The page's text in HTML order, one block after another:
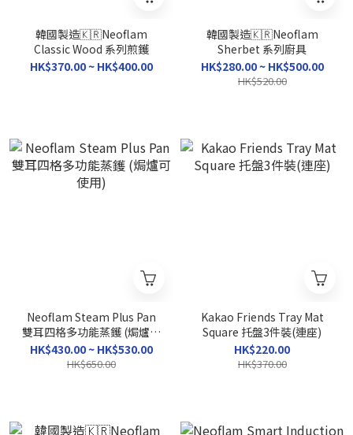
韓國製造🇰🇷Neoflam
Classic Wood 系列煎鑊
HK$370.00 ~ HK$400.00
韓國製造🇰🇷Neoflam
Sherbet 系列廚具
HK$280.00 ~ HK$500.00
HK$520.00
Neoflam Steam Plus Pan
雙耳四格多功能蒸鑊 (焗爐可
使用)
HK$430.00 ~ HK$530.00
HK$650.00
Kakao Friends Tray Mat
Square 托盤3件裝(連座)
HK$220.00
HK$370.00